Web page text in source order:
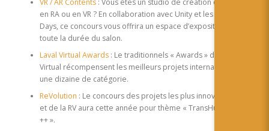
en RA ou en VR ? En collaboration avec Unity et les Cross Video
Days, ce concours vous offrira un espace d’exposition pour
toute la durée du salon.
Laval Virtual Awards: Le traditionnels « Awards » de Laval
Virtual récompensent les meilleurs projets internationaux dans
une dizaine de catégorie.
ReVolution : Le concours des projets les plus innovants de la RA
et de la RV aura cette année pour thème « TransHumanism
++ ».